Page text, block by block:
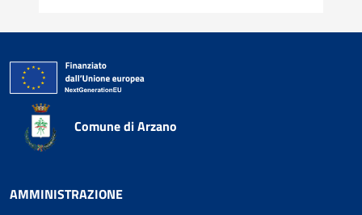
Comune di Arzano
AMMINISTRAZIONE